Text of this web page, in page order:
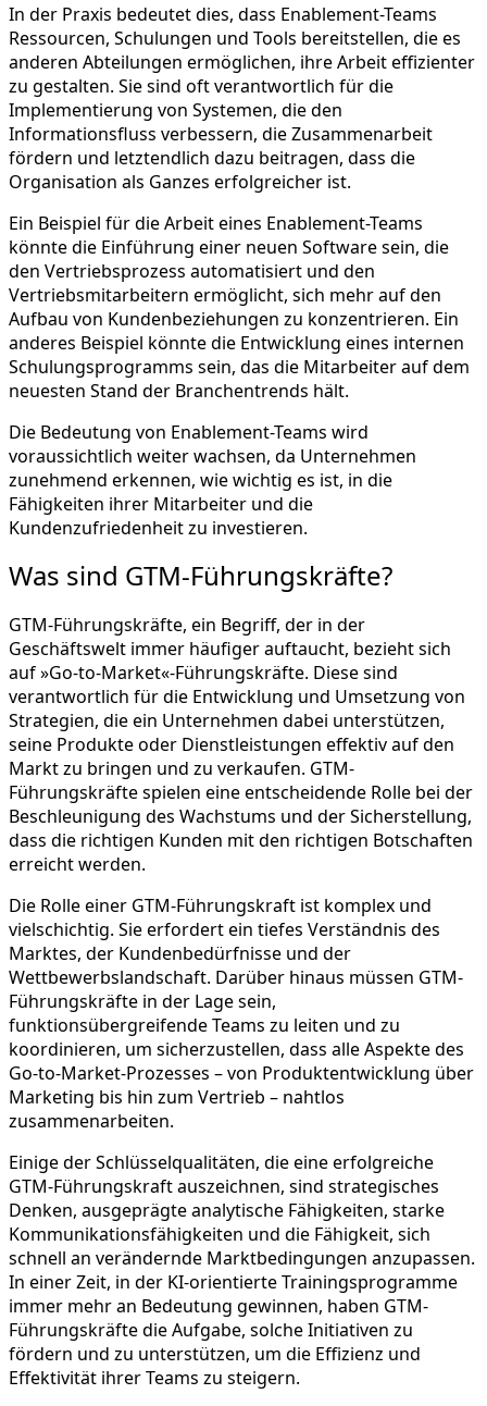
In der Praxis bedeutet dies, dass Enablement-Teams
Ressourcen, Schulungen und Tools bereitstellen, die es
anderen Abteilungen ermöglichen, ihre Arbeit effizienter
zu gestalten. Sie sind oft verantwortlich für die
Implementierung von Systemen, die den
Informationsfluss verbessern, die Zusammenarbeit
fördern und letztendlich dazu beitragen, dass die
Organisation als Ganzes erfolgreicher ist.
Ein Beispiel für die Arbeit eines Enablement-Teams
könnte die Einführung einer neuen Software sein, die
den Vertriebsprozess automatisiert und den
Vertriebsmitarbeitern ermöglicht, sich mehr auf den
Aufbau von Kundenbeziehungen zu konzentrieren. Ein
anderes Beispiel könnte die Entwicklung eines internen
Schulungsprogramms sein, das die Mitarbeiter auf dem
neuesten Stand der Branchentrends hält.
Die Bedeutung von Enablement-Teams wird
voraussichtlich weiter wachsen, da Unternehmen
zunehmend erkennen, wie wichtig es ist, in die
Fähigkeiten ihrer Mitarbeiter und die
Kundenzufriedenheit zu investieren.
Was sind GTM-Führungskräfte?
GTM-Führungskräfte, ein Begriff, der in der
Geschäftswelt immer häufiger auftaucht, bezieht sich
auf »Go-to-Market«-Führungskräfte. Diese sind
verantwortlich für die Entwicklung und Umsetzung von
Strategien, die ein Unternehmen dabei unterstützen,
seine Produkte oder Dienstleistungen effektiv auf den
Markt zu bringen und zu verkaufen. GTM-
Führungskräfte spielen eine entscheidende Rolle bei der
Beschleunigung des Wachstums und der Sicherstellung,
dass die richtigen Kunden mit den richtigen Botschaften
erreicht werden.
Die Rolle einer GTM-Führungskraft ist komplex und
vielschichtig. Sie erfordert ein tiefes Verständnis des
Marktes, der Kundenbedürfnisse und der
Wettbewerbslandschaft. Darüber hinaus müssen GTM-
Führungskräfte in der Lage sein,
funktionsübergreifende Teams zu leiten und zu
koordinieren, um sicherzustellen, dass alle Aspekte des
Go-to-Market-Prozesses – von Produktentwicklung über
Marketing bis hin zum Vertrieb – nahtlos
zusammenarbeiten.
Einige der Schlüsselqualitäten, die eine erfolgreiche
GTM-Führungskraft auszeichnen, sind strategisches
Denken, ausgeprägte analytische Fähigkeiten, starke
Kommunikationsfähigkeiten und die Fähigkeit, sich
schnell an verändernde Marktbedingungen anzupassen.
In einer Zeit, in der KI-orientierte Trainingsprogramme
immer mehr an Bedeutung gewinnen, haben GTM-
Führungskräfte die Aufgabe, solche Initiativen zu
fördern und zu unterstützen, um die Effizienz und
Effektivität ihrer Teams zu steigern.